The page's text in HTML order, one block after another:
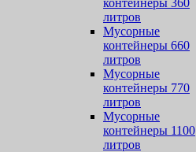
контейнеры 360
литров
Мусорные
контейнеры 660
литров
Мусорные
контейнеры 770
литров
Мусорные
контейнеры 1100
литров